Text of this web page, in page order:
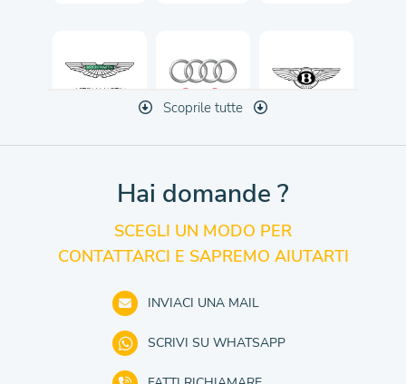
Scoprile tutte
Hai domande ?
SCEGLI UN MODO PER
CONTATTARCI E SAPREMO AIUTARTI
INVIACI UNA MAIL
SCRIVI SU WHATSAPP